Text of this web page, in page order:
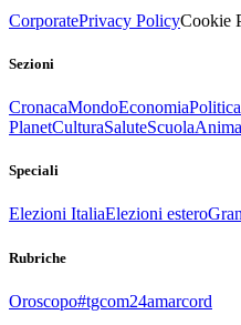
CorporatePrivacy PolicyCookie
Sezioni
CronacaMondoEconomiaPolitica
PlanetCulturaSaluteScuola
Speciali
Elezioni ItaliaElezioni estero
Rubriche
Oroscopo#tgcom24amarcord